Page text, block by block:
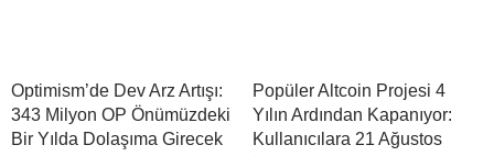
Optimism’de Dev Arz Artışı:
343 Milyon OP Önümüzdeki
Bir Yılda Dolaşıma Girecek
Popüler Altcoin Projesi 4
Yılın Ardından Kapanıyor:
Kullanıcılara 21 Ağustos